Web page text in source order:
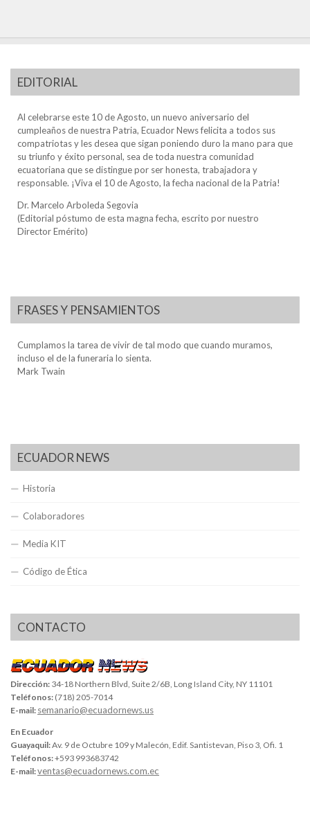
EDITORIAL
Al celebrarse este 10 de Agosto, un nuevo aniversario del
cumpleaños de nuestra Patria, Ecuador News felicita a todos sus
compatriotas y les desea que sigan poniendo duro la mano para que
su triunfo y éxito personal, sea de toda nuestra comunidad
ecuatoriana que se distingue por ser honesta, trabajadora y
responsable. ¡Viva el 10 de Agosto, la fecha nacional de la Patria!
Dr. Marcelo Arboleda Segovia
(Editorial póstumo de esta magna fecha, escrito por nuestro
Director Emérito)
FRASES Y PENSAMIENTOS
Cumplamos la tarea de vivir de tal modo que cuando muramos,
incluso el de la funeraria lo sienta.
Mark Twain
ECUADOR NEWS
Historia
Colaboradores
Media KIT
Código de Ética
CONTACTO
Dirección: 34-18 Northern Blvd, Suite 2/6B, Long Island City, NY 11101
Teléfonos: (718) 205-7014
E-mail: semanario@ecuadornews.us
En Ecuador
Guayaquil:Av. 9 de Octubre 109 y Malecón, Edif. Santistevan, Piso 3, Ofi. 1
Teléfonos:+593 993683742
E-mail:ventas@ecuadornews.com.ec